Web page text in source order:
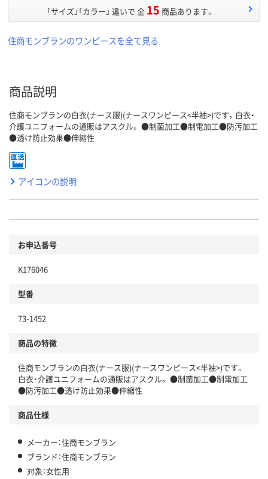
「サイズ」「カラー」 違いで 全 15 商品あります。
住商モンブランのワンピースを全て見る
商品説明
住商モンブランの白衣(ナース服)(ナースワンピース<半袖>)です。白衣・
介護ユニフォームの通販はアスクル。 ●制菌加工●制電加工●防汚加工
●透け防止効果●伸縮性
アイコンの説明
お申込番号
K176046
型番
73-1452
商品の特徴
住商モンブランの白衣(ナース服)(ナースワンピース<半袖>)です。
白衣・介護ユニフォームの通販はアスクル。 ●制菌加工●制電加工
●防汚加工●透け防止効果●伸縮性
商品仕様
メーカー：住商モンブラン
ブランド：住商モンブラン
対象：女性用